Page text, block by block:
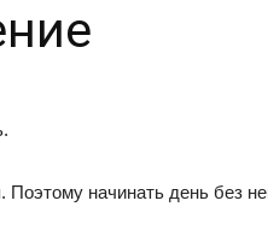
начинать день без